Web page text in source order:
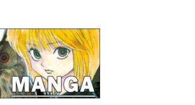
de la réentendre dans quelques
Expo.
promotions physiques chez
Games qui me régale.
assisté à un live drawing d'Hiro
roman Les Héros de la Galaxie en